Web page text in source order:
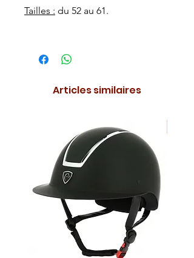
Tailles : du 52 au 61.
Articles similaires